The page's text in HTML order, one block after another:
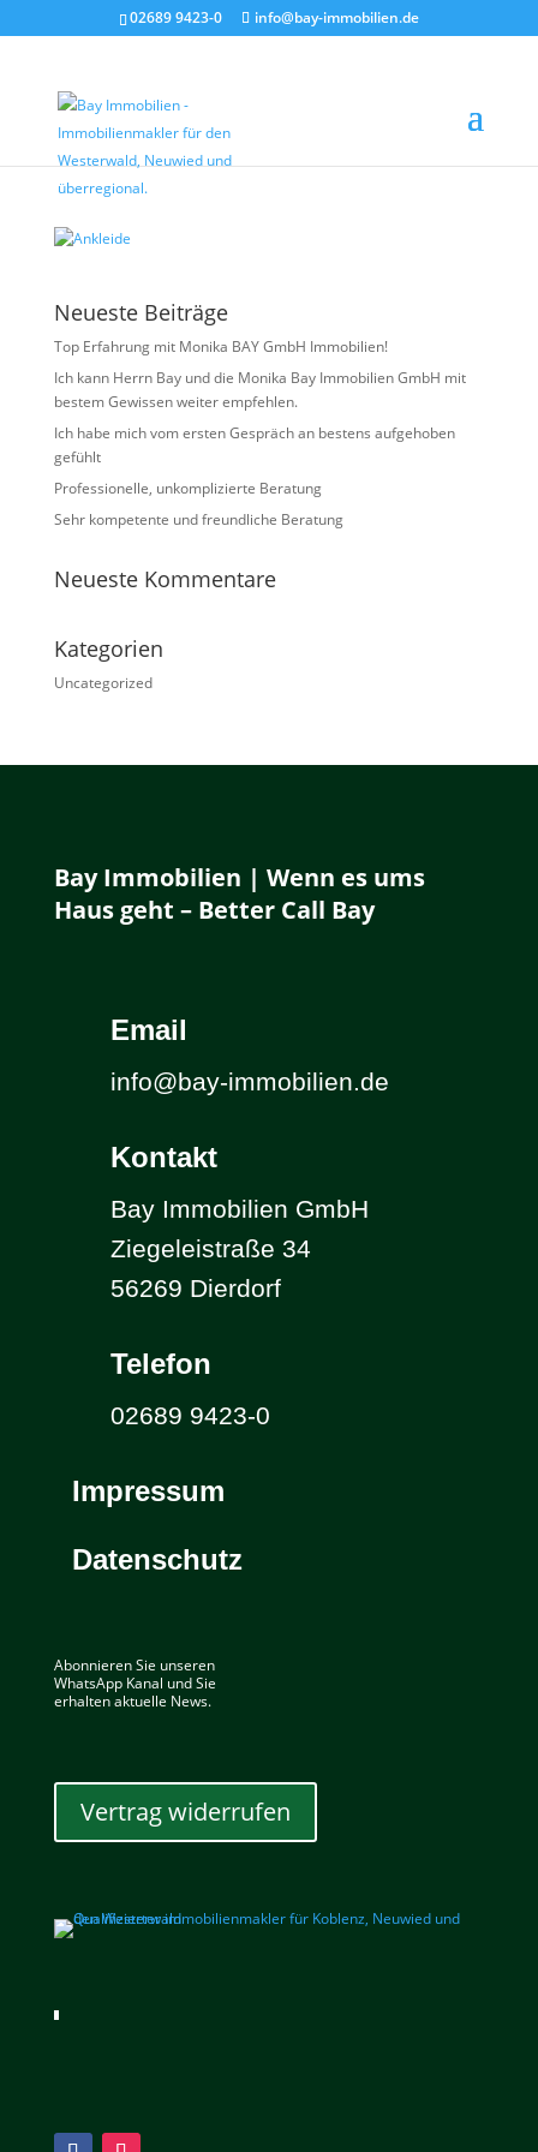
02689 9423-0 info@bay-immobilien.de
Ankleide
vonChristian Bay|Mai 27, 2026
Neueste Beiträge
Top Erfahrung mit Monika BAY GmbH Immobilien!
Ich kann Herrn Bay und die Monika Bay Immobilien GmbH mit
bestem Gewissen weiter empfehlen.
Ich habe mich vom ersten Gespräch an bestens aufgehoben
gefühlt
Professionelle, unkomplizierte Beratung
Sehr kompetente und freundliche Beratung
Neueste Kommentare
Kategorien
Uncategorized
Bay Immobilien | Wenn es ums
Haus geht – Better Call Bay
Email
info@bay-immobilien.de
Kontakt
Bay Immobilien GmbH
Ziegeleistraße 34
56269 Dierdorf
Telefon
02689 9423-0
Impressum
Datenschutz
Abonnieren Sie unseren
WhatsApp Kanal und Sie
erhalten aktuelle News.
Vertrag widerrufen